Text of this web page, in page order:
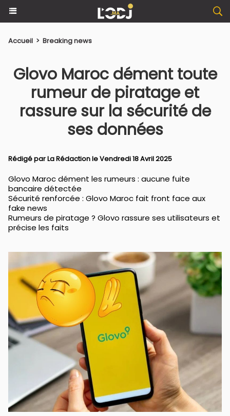
Accueil > Breaking news
Glovo Maroc dément toute
rumeur de piratage et
rassure sur la sécurité de
ses données
Rédigé par La Rédaction le Vendredi 18 Avril 2025
Glovo Maroc dément les rumeurs : aucune fuite
bancaire détectée
Sécurité renforcée : Glovo Maroc fait front face aux
fake news
Rumeurs de piratage ? Glovo rassure ses utilisateurs et
précise les faits